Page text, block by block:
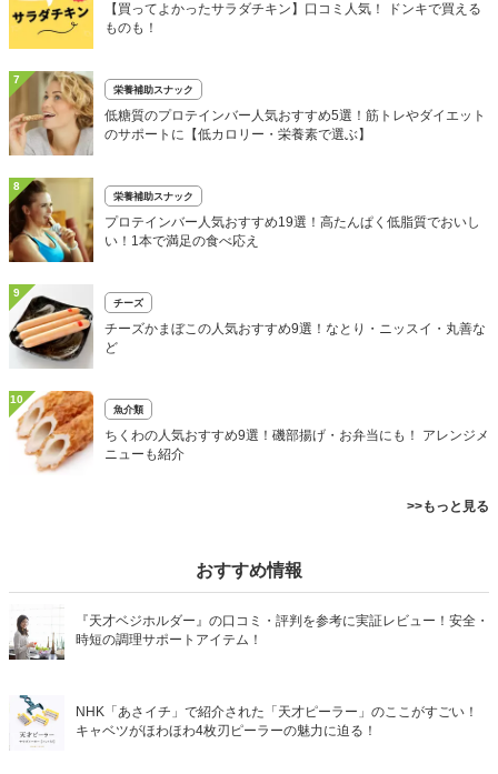
【買ってよかったサラダチキン】口コミ人気！ ドンキで買える
ものも！
7
栄養補助スナック
低糖質のプロテインバー人気おすすめ5選！筋トレやダイエット
のサポートに【低カロリー・栄養素で選ぶ】
8
栄養補助スナック
プロテインバー人気おすすめ19選！高たんぱく低脂質でおいし
い！1本で満足の食べ応え
9
チーズ
チーズかまぼこの人気おすすめ9選！なとり・ニッスイ・丸善な
ど
10
魚介類
ちくわの人気おすすめ9選！磯部揚げ・お弁当にも！ アレンジメ
ニューも紹介
>>もっと見る
おすすめ情報
『天才ベジホルダー』の口コミ・評判を参考に実証レビュー！安全・
時短の調理サポートアイテム！
NHK「あさイチ」で紹介された「天才ピーラー」のここがすごい！
キャベツがほわほわ4枚刃ピーラーの魅力に迫る！